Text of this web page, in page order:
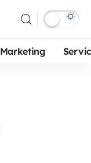
Marketing